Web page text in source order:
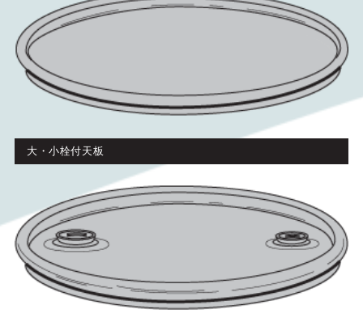
大・小栓付天板